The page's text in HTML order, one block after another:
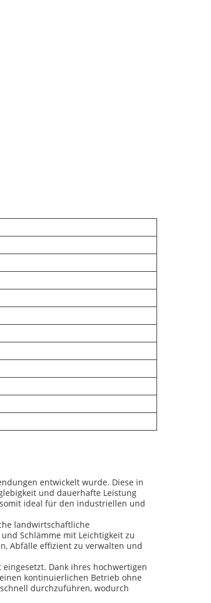
entwickelt wurde. Diese in
und dauerhafte Leistung
ideal für den industriellen und
landwirtschaftliche
Schlämme mit Leichtigkeit zu
Abfälle effizient zu verwalten und
Dank ihres hochwertigen
kontinuierlichen Betrieb ohne
durchzuführen, wodurch